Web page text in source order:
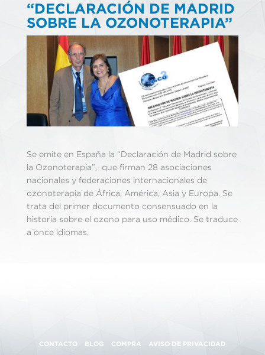
“DECLARACIÓN DE MADRID
SOBRE LA OZONOTERAPIA”
Se emite en España la “Declaración de Madrid sobre
la Ozonoterapia”, que firman 28 asociaciones
nacionales y federaciones internacionales de
ozonoterapia de África, América, Asia y Europa. Se
trata del primer documento consensuado en la
historia sobre el ozono para uso médico. Se traduce
a once idiomas.
CONTACTO BLOG COMPRA AVISO DE PRIVACIDAD